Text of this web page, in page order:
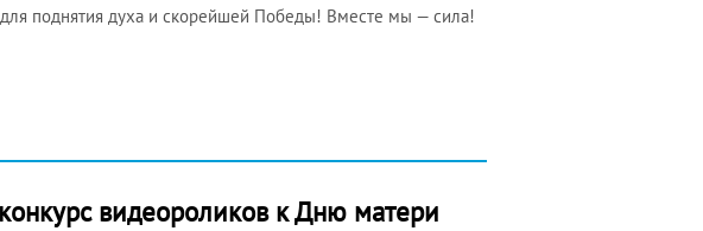
поднятия духа и скорейшей Победы! Вместе мы — сила!
видеороликов к Дню матери